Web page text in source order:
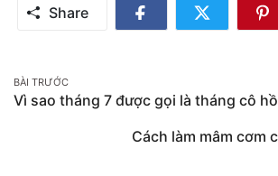
Share
Share
Post
navigation
BÀI TRƯỚC
Vì sao tháng 7 được gọi là tháng cô
Cách làm mâm cơm